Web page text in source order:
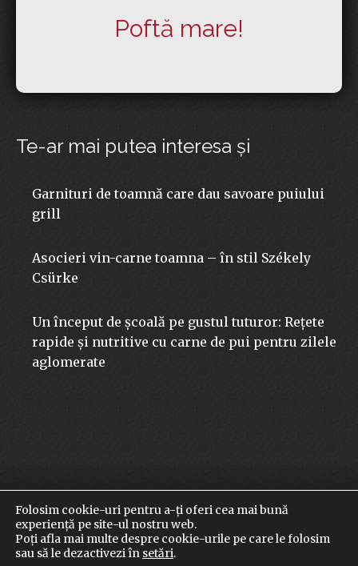
Poftă mare!
Te-ar mai putea interesa şi
Garnituri de toamnă care dau savoare puiului
grill
Asocieri vin-carne toamna – în stil Székely
Csürke
Un început de școală pe gustul tuturor: Rețete
rapide și nutritive cu carne de pui pentru zilele
aglomerate
© 2026 szekelycsurke.ro | Toate drepturile rezervate
Termeni şi condiţii|Terms and conditions of trade and
delivery |Politica de confidenţialitate Politica de cookies
Folosim cookie-uri pentru a-ți oferi cea mai bună
experiență pe site-ul nostru web.
Poți afla mai multe despre cookie-urile pe care le folosim
sau să le dezactivezi în setări.